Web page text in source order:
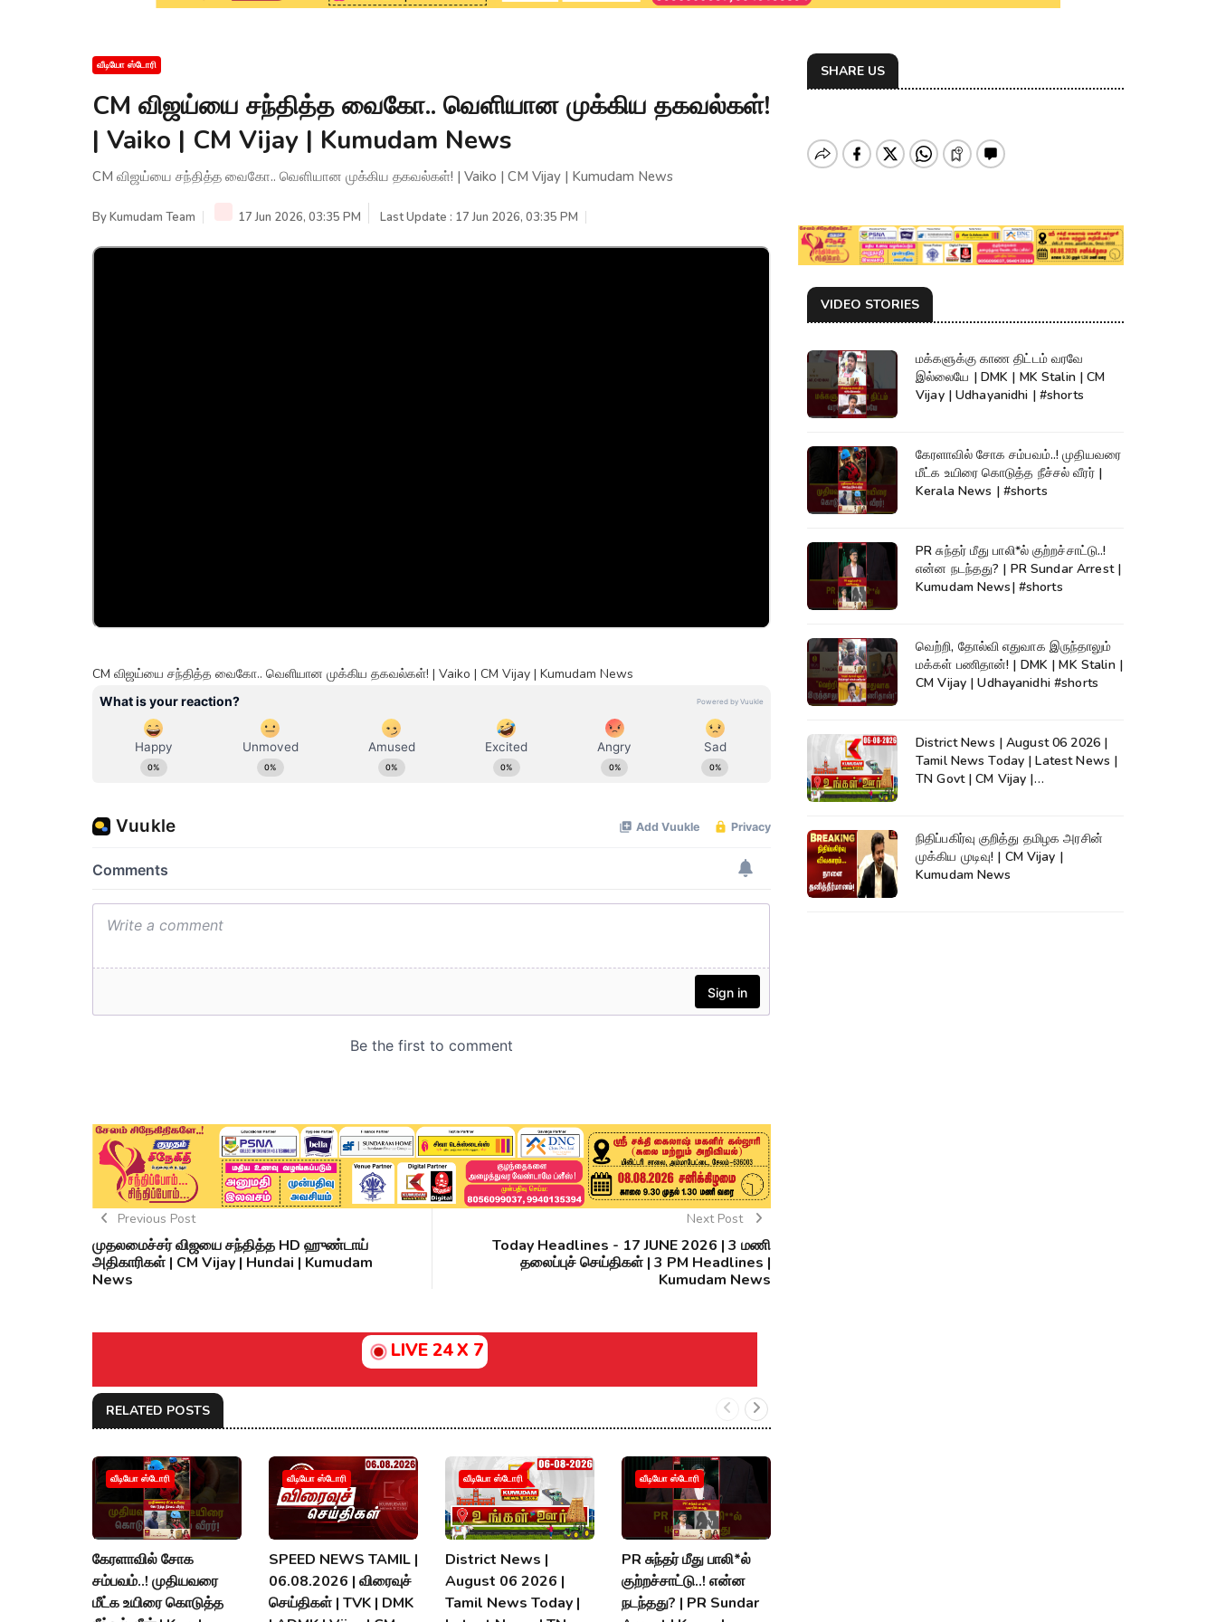
வீடியோ ஸ்டோரி
CM விஜய்யை சந்தித்த வைகோ.. வெளியான முக்கிய தகவல்கள்!
| Vaiko | CM Vijay | Kumudam News
CM விஜய்யை சந்தித்த வைகோ.. வெளியான முக்கிய தகவல்கள்! | Vaiko | CM Vijay | Kumudam News
ByKumudam Team 17 Jun 2026, 03:35 PM Last Update : 17 Jun 2026, 03:35 PM
CM விஜய்யை சந்தித்த வைகோ.. வெளியான முக்கிய தகவல்கள்! | Vaiko | CM Vijay | Kumudam News
Previous Post
முதலமைச்சர் விஜயை சந்தித்த HD ஹுண்டாய்
அதிகாரிகள் | CM Vijay | Hundai | Kumudam
News
Next Post
Today Headlines - 17 JUNE 2026 | 3 மணி
தலைப்புச் செய்திகள் | 3 PM Headlines |
Kumudam News
LIVE 24 X 7
RELATED POSTS
வீடியோ ஸ்டோரி
கேரளாவில் சோக
சம்பவம்..! முதியவரை
மீட்க உயிரை கொடுத்த
வீடியோ ஸ்டோரி
SPEED NEWS TAMIL |
06.08.2026 | விரைவுச்
செய்திகள் | TVK | DMK
வீடியோ ஸ்டோரி
District News |
August 06 2026 |
Tamil News Today |
வீடியோ ஸ்டோரி
PR சுந்தர் மீது பாலி*ல்
குற்றச்சாட்டு..! என்ன
நடந்தது? | PR Sundar
SHARE US
VIDEO STORIES
மக்களுக்கு காண திட்டம் வரவே
இல்லையே | DMK | MK Stalin | CM
Vijay | Udhayanidhi | #shorts
கேரளாவில் சோக சம்பவம்..! முதியவரை
மீட்க உயிரை கொடுத்த நீச்சல் வீரர் |
Kerala News | #shorts
PR சுந்தர் மீது பாலி*ல் குற்றச்சாட்டு..!
என்ன நடந்தது? | PR Sundar Arrest |
Kumudam News| #shorts
வெற்றி, தோல்வி எதுவாக இருந்தாலும்
மக்கள் பணிதான்! | DMK | MK Stalin |
CM Vijay | Udhayanidhi #shorts
District News | August 06 2026 |
Tamil News Today | Latest News |
TN Govt | CM Vijay |
நிதிப்பகிர்வு குறித்து தமிழக அரசின்
முக்கிய முடிவு! | CM Vijay |
Kumudam News